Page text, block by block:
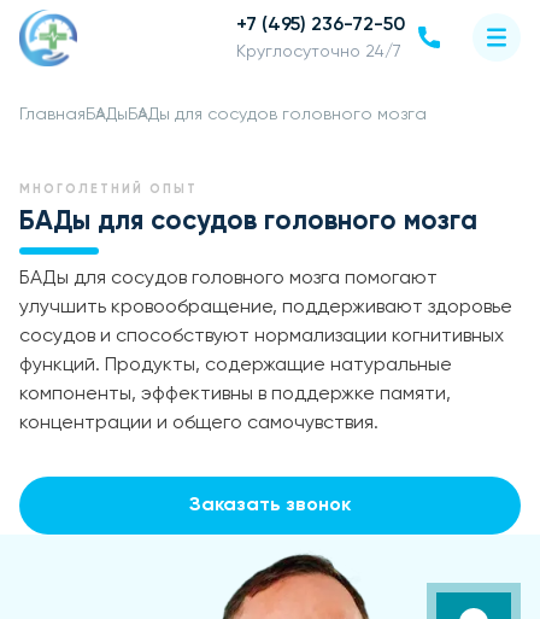
+7 (495) 236-72-50
Круглосуточно 24/7
Главная БАДы БАДы для сосудов головного мозга
МНОГОЛЕТНИЙ ОПЫТ
БАДы для сосудов головного мозга
БАДы для сосудов головного мозга помогают
улучшить кровообращение, поддерживают здоровье
сосудов и способствуют нормализации когнитивных
функций. Продукты, содержащие натуральные
компоненты, эффективны в поддержке памяти,
концентрации и общего самочувствия.
Заказать звонок